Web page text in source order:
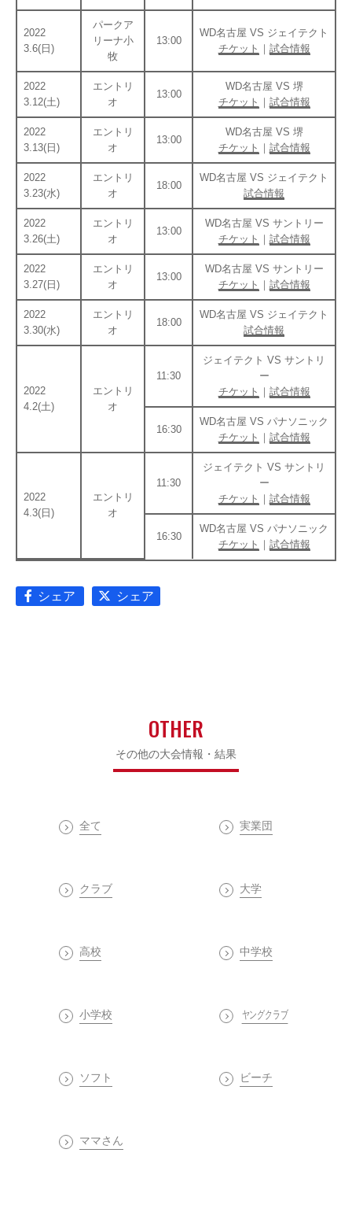
2022
3.6(日)
パークア
リーナ小
牧
13:00
WD名古屋 VS ジェイテクト
チケット ｜ 試合情報
2022
3.12(土)
エントリ
オ
13:00
WD名古屋 VS 堺
チケット ｜ 試合情報
2022
3.13(日)
エントリ
オ
13:00
WD名古屋 VS 堺
チケット ｜ 試合情報
2022
3.23(水)
エントリ
オ
18:00
WD名古屋 VS ジェイテクト
試合情報
2022
3.26(土)
エントリ
オ
13:00
WD名古屋 VS サントリー
チケット ｜ 試合情報
2022
3.27(日)
エントリ
オ
13:00
WD名古屋 VS サントリー
チケット ｜ 試合情報
2022
3.30(水)
エントリ
オ
18:00
WD名古屋 VS ジェイテクト
試合情報
2022
4.2(土)
エントリ
オ
11:30
ジェイテクト VS サントリ
ー
チケット ｜ 試合情報
16:30
WD名古屋 VS パナソニック
チケット ｜ 試合情報
2022
4.3(日)
エントリ
オ
11:30
ジェイテクト VS サントリ
ー
チケット ｜ 試合情報
16:30
WD名古屋 VS パナソニック
チケット ｜ 試合情報
シェア シェア
OTHER
その他の大会情報・結果
全て 実業団
クラブ 大学
高校 中学校
小学校 ヤングクラブ
ソフト ビーチ
ママさん